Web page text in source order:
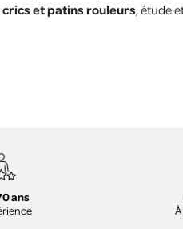
et patins rouleurs, étude
ans